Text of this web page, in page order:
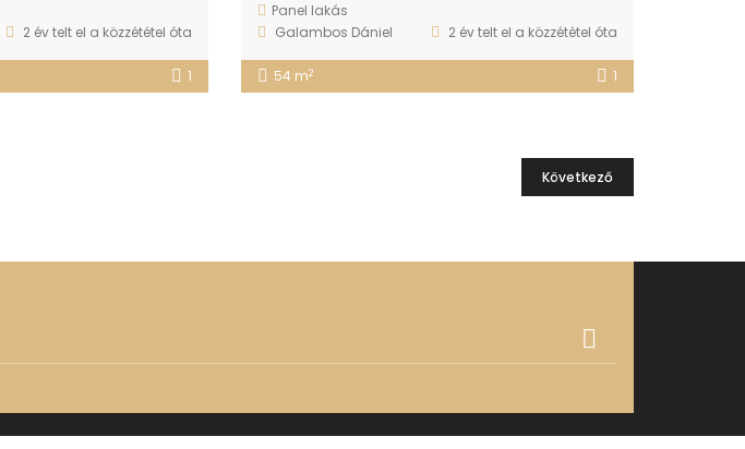
2 év telt el a közzététel óta
1
Panel lakás
Galambos Dániel
2 év telt el a közzététel óta
54 m2 1
Következő